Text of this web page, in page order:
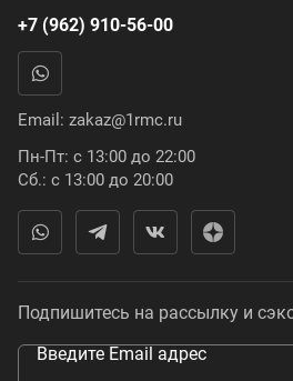
+7 (962) 910-56-00
Email: zakaz@1rmc.ru
Пн-Пт: с 13:00 до 22:00
Сб.: с 13:00 до 20:00
Подпишитесь на рассылку и
Введите Email адрес